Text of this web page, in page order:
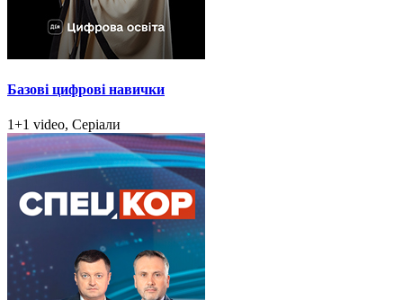
Базові цифрові навички
1+1 video, Серіали